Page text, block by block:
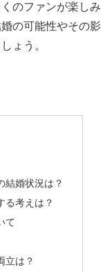
のファンが楽しみ
の可能性やその影
ょう。
結婚状況は？
る考えは？
て
立は？